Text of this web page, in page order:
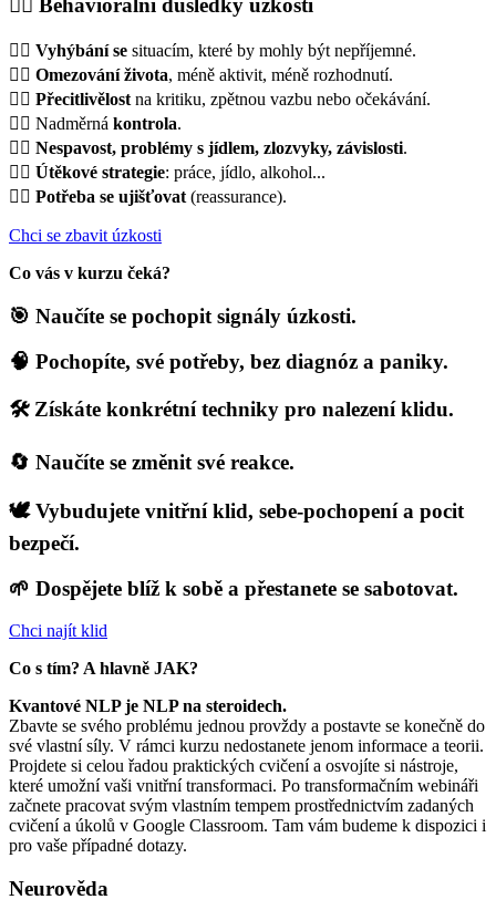
💁‍♂️ Vyhýbání se situacím, které by mohly být nepříjemné.
💁‍♂️ Omezování života, méně aktivit, méně rozhodnutí.
💁‍♂️ Přecitlivělost na kritiku, zpětnou vazbu nebo očekávání.
💁‍♂️ Nadměrná kontrola.
💁‍♂️ Nespavost, problémy s jídlem, zlozvyky, závislosti.
💁‍♂️ Útěkové strategie: práce, jídlo, alkohol...
💁‍♂️ Potřeba se ujišťovat (reassurance).
Chci se zbavit úzkosti
Co vás v kurzu čeká?
🎯 Naučíte se pochopit signály úzkosti.
🧠 Pochopíte, své potřeby, bez diagnóz a paniky.
🛠️ Získáte konkrétní techniky pro nalezení klidu.
🔄 Naučíte se změnit své reakce.
🕊️ Vybudujete vnitřní klid, sebe-pochopení a pocit
bezpečí.
🌱 Dospějete blíž k sobě a přestanete se sabotovat.
Chci najít klid
Co s tím? A hlavně JAK?
Kvantové NLP je NLP na steroidech.
Zbavte se svého problému jednou provždy a postavte se konečně do
své vlastní síly. V rámci kurzu nedostanete jenom informace a teorii.
Projdete si celou řadou praktických cvičení a osvojíte si nástroje,
které umožní vaši vnitřní transformaci. Po transformačním webináři
začnete pracovat svým vlastním tempem prostřednictvím zadaných
cvičení a úkolů v Google Classroom. Tam vám budeme k dispozici i
pro vaše případné dotazy.
Neurověda